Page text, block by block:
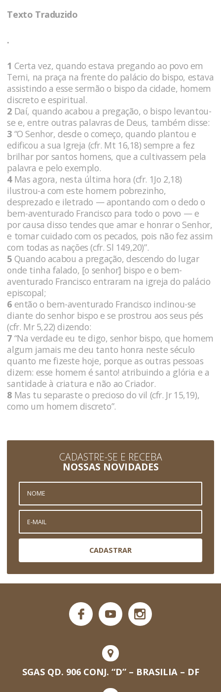
Texto Traduzido
.
1 Certa vez, quando estava pregando ao povo em
Terni, na praça na frente do palácio do bispo, estava
assistindo a esse sermão o bispo da cidade, homem
discreto e espiritual.
2 Daí, quando acabou a pregação, o bispo levantou-
se e, entre outras palavras de Deus, também disse:
3 “O Senhor, desde o começo, quando plantou e
edificou a sua Igreja (cfr. Mt 16,18) sempre a fez
brilhar por santos homens, que a cultivassem pela
palavra e pelo exemplo.
4Mas agora, nesta última hora (cfr. 1Jo 2,18)
ilustrou-a com este homem pobrezinho,
desprezado e iletrado — apontando com o dedo o
bem-aventurado Francisco para todo o povo — e
por causa disso tendes que amar e honrar o Senhor,
e tomar cuidado com os pecados, pois não fez assim
com todas as nações (cfr. Sl 149,20)”.
5 Quando acabou a pregação, descendo do lugar
onde tinha falado, [o senhor] bispo e o bem-
aventurado Francisco entraram na igreja do palácio
episcopal;
6 então o bem-aventurado Francisco inclinou-se
diante do senhor bispo e se prostrou aos seus pés
(cfr. Mr 5,22) dizendo:
7 “Na verdade eu te digo, senhor bispo, que homem
algum jamais me deu tanto honra neste século
quanto me fizeste hoje, porque as outras pessoas
dizem: esse homem é santo! atribuindo a glória e a
santidade à criatura e não ao Criador.
8 Mas tu separaste o precioso do vil (cfr. Jr 15,19),
como um homem discreto”.
CADASTRE-SE E RECEBA
NOSSAS NOVIDADES
CADASTRAR
SGAS QD. 906 CONJ. “D” – BRASILIA – DF